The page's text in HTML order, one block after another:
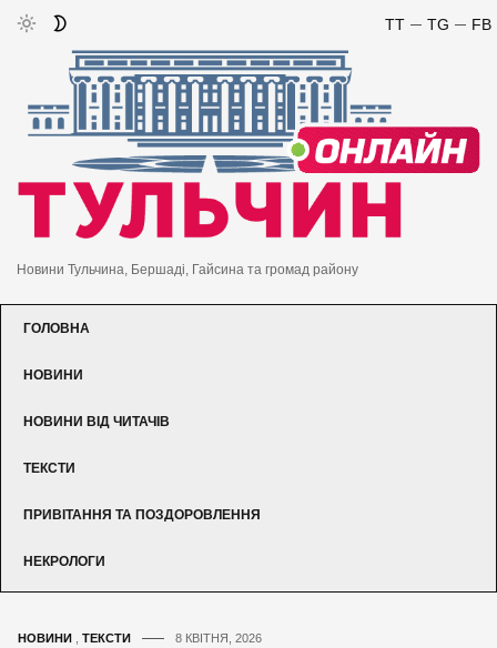
FB
TG
TT
Новини Тульчина, Бершаді, Гайсина та громад району
ГОЛОВНА
НОВИНИ
НОВИНИ ВІД ЧИТАЧІВ
ТЕКСТИ
ПРИВІТАННЯ ТА ПОЗДОРОВЛЕННЯ
НЕКРОЛОГИ
НОВИНИ ТЕКСТИ 8 КВІТНЯ, 2026